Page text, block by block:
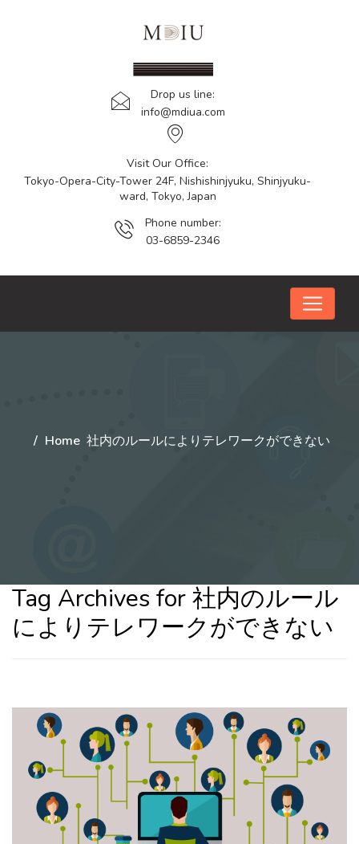
Drop us line:
info@mdiua.com
Visit Our Office:
Tokyo-Opera-City-Tower 24F, Nishishinjyuku, Shinjyuku-
ward, Tokyo, Japan
Phone number:
03-6859-2346
Home 社内のルールによりテレワークができない
Tag Archives for 社内のルール
によりテレワークができない